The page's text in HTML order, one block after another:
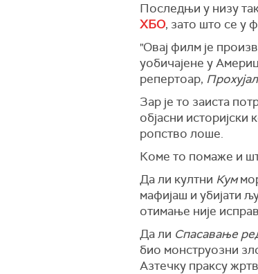
Последњи у низу
ХБО, зато што се у
"Овај филм је
уобичајене у
репертоар,
Зар је то заиста
објасни
ропство лоше.
Коме то помаже и
Да ли култни Кум
мафијаш и убијати
отимање није
Да ли Спасавање
био монструозни
Азтечку праксу